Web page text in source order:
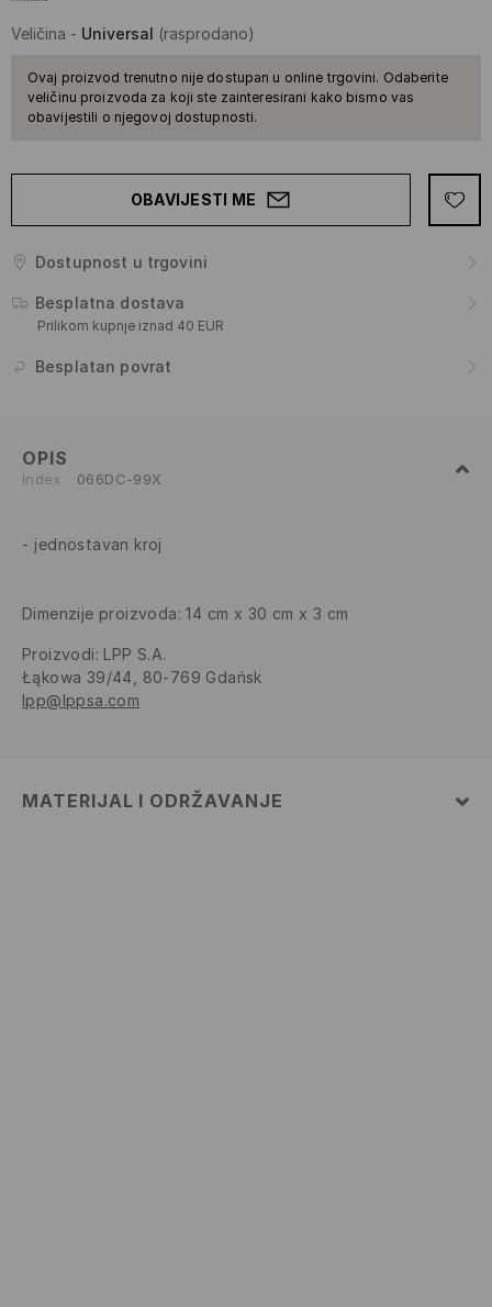
Veličina - Universal (rasprodano)
Ovaj proizvod trenutno nije dostupan u online trgovini. Odaberite
veličinu proizvoda za koji ste zainteresirani kako bismo vas
obavijestili o njegovoj dostupnosti.
OBAVIJESTI ME
Dostupnost u trgovini
Besplatna dostava
Prilikom kupnje iznad 40 EUR
Besplatan povrat
OPIS
Index 066DC-99X
jednostavan kroj
Dimenzije proizvoda: 14 cm x 30 cm x 3 cm
Proizvodi: LPP S.A.
Łąkowa 39/44, 80-769 Gdańsk
lpp@lppsa.com
MATERIJAL I ODRŽAVANJE